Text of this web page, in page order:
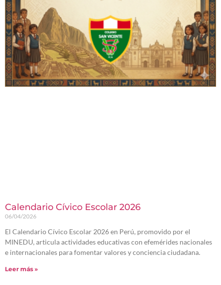
Calendario Cívico Escolar 2026
06/04/2026
El Calendario Cívico Escolar 2026 en Perú, promovido por el
MINEDU, articula actividades educativas con efemérides nacionales
e internacionales para fomentar valores y conciencia ciudadana.
Leer más »